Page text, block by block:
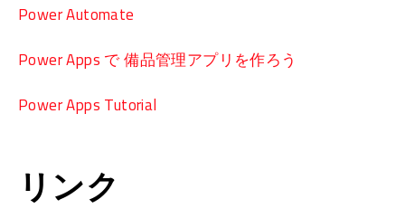
Power Automate
Power Apps で 備品管理アプリを作ろう
Power Apps Tutorial
リンク